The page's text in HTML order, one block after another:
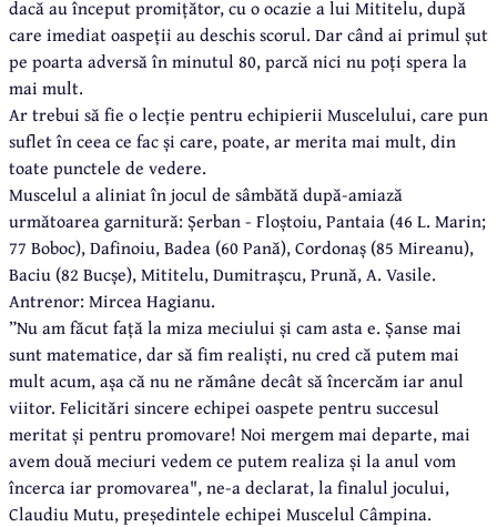
dacă au început promițător, cu o ocazie a lui Mititelu, după
care imediat oaspeții au deschis scorul. Dar când ai primul șut
pe poarta adversă în minutul 80, parcă nici nu poți spera la
mai mult.
Ar trebui să fie o lecție pentru echipierii Muscelului, care pun
suflet în ceea ce fac și care, poate, ar merita mai mult, din
toate punctele de vedere.
Muscelul a aliniat în jocul de sâmbătă după-amiază
următoarea garnitură: Șerban - Floștoiu, Pantaia (46 L. Marin;
77 Boboc), Dafinoiu, Badea (60 Pană), Cordonaș (85 Mireanu),
Baciu (82 Bucșe), Mititelu, Dumitrașcu, Prună, A. Vasile.
Antrenor: Mircea Hagianu.
”Nu am făcut față la miza meciului și cam asta e. Șanse mai
sunt matematice, dar să fim realiști, nu cred că putem mai
mult acum, așa că nu ne rămâne decât să încercăm iar anul
viitor. Felicitări sincere echipei oaspete pentru succesul
meritat și pentru promovare! Noi mergem mai departe, mai
avem două meciuri vedem ce putem realiza și la anul vom
încerca iar promovarea", ne-a declarat, la finalul jocului,
Claudiu Mutu, președintele echipei Muscelul Câmpina.